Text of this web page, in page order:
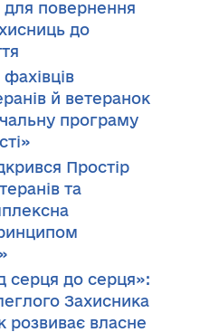
повернення
до
й ветеранок
програму
Простір
та
серця до серця»:
Захисника
розвиває власне